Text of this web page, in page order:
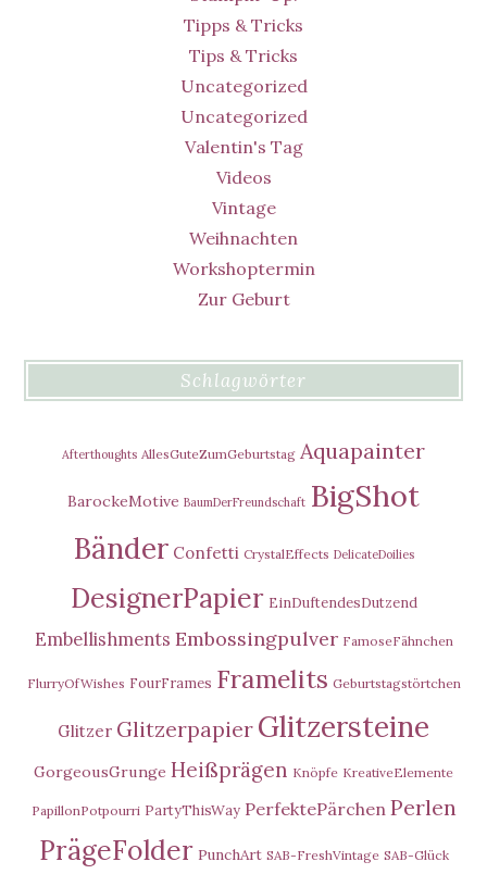
Tipps & Tricks
Tips & Tricks
Uncategorized
Uncategorized
Valentin's Tag
Videos
Vintage
Weihnachten
Workshoptermin
Zur Geburt
Schlagwörter
Afterthoughts AllesGuteZumGeburtstag Aquapainter
BarockeMotive BaumDerFreundschaft BigShot
Bänder Confetti CrystalEffects DelicateDoilies
DesignerPapier EinDuftendesDutzend
Embellishments Embossingpulver FamoseFähnchen
FlurryOfWishes FourFrames Framelits Geburtstagstörtchen
Glitzer Glitzerpapier Glitzersteine
GorgeousGrunge Heißprägen Knöpfe KreativeElemente
PapillonPotpourri PartyThisWay PerfektePärchen Perlen
PrägeFolder PunchArt SAB-FreshVintage SAB-Glück